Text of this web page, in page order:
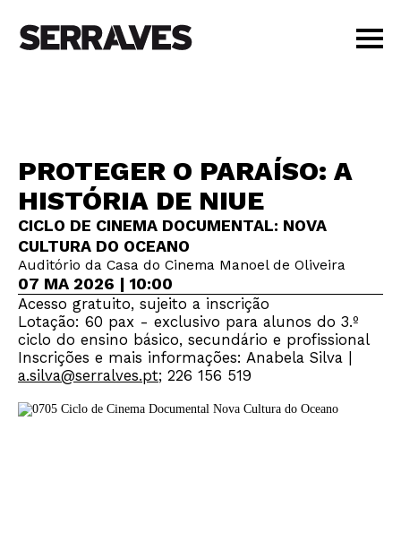
LOJA
PT
| EN
BILHETES
AMIGOS
PROTEGER O PARAÍSO: A
HISTÓRIA DE NIUE
CICLO DE CINEMA DOCUMENTAL: NOVA
CULTURA DO OCEANO
Auditório da Casa do Cinema Manoel de Oliveira
07 MA 2026 | 10:00
Acesso gratuito, sujeito a inscrição
Lotação: 60 pax - exclusivo para alunos do 3.º
ciclo do ensino básico, secundário e profissional
Inscrições e mais informações: Anabela Silva |
a.silva@serralves.pt; 226 156 519